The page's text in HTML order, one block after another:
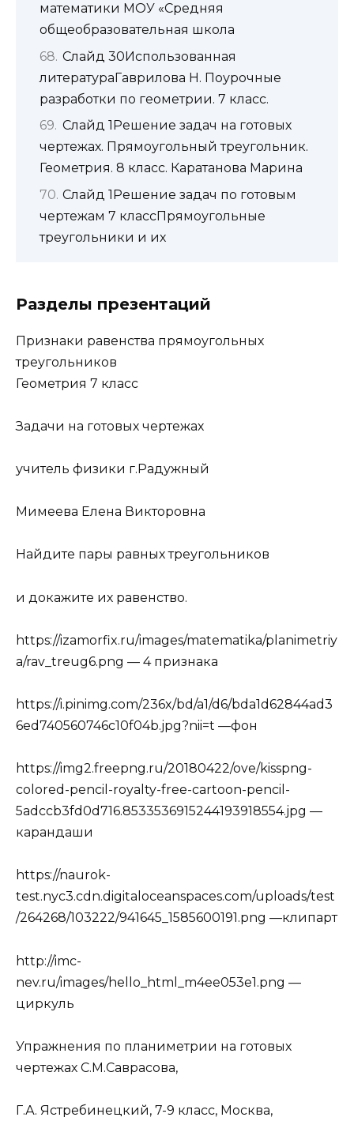
математики МОУ «Средняя
общеобразовательная школа
Слайд 30Использованная
литератураГаврилова Н. Поурочные
разработки по геометрии. 7 класс.
Слайд 1Решение задач на готовых
чертежах. Прямоугольный треугольник.
Геометрия. 8 класс. Каратанова Марина
Слайд 1Решение задач по готовым
чертежам 7 классПрямоугольные
треугольники и их
Разделы презентаций
Признаки равенства прямоугольных
треугольников
Геометрия 7 класс
Задачи на готовых чертежах
учитель физики г.Радужный
Мимеева Елена Викторовна
Найдите пары равных треугольников
и докажите их равенство.
https://izamorfix.ru/images/matematika/planimetriy
a/rav_treug6.png — 4 признака
https://i.pinimg.com/236x/bd/a1/d6/bda1d62844ad3
6ed740560746c10f04b.jpg?nii=t —фон
https://img2.freepng.ru/20180422/ove/kisspng-
colored-pencil-royalty-free-cartoon-pencil-
5adccb3fd0d716.8533536915244193918554.jpg —
карандаши
https://naurok-
test.nyc3.cdn.digitaloceanspaces.com/uploads/test
/264268/103222/941645_1585600191.png —клипарт
http://imc-
nev.ru/images/hello_html_m4ee053e1.png —
циркуль
Упражнения по планиметрии на готовых
чертежах С.М.Саврасова,
Г.А. Ястребинецкий, 7-9 класс, Москва,